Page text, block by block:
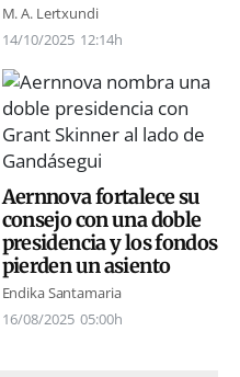
M. A. Lertxundi
14/10/2025 12:14h
Aernnova fortalece su
consejo con una doble
presidencia y los fondos
pierden un asiento
Endika Santamaria
16/08/2025 05:00h